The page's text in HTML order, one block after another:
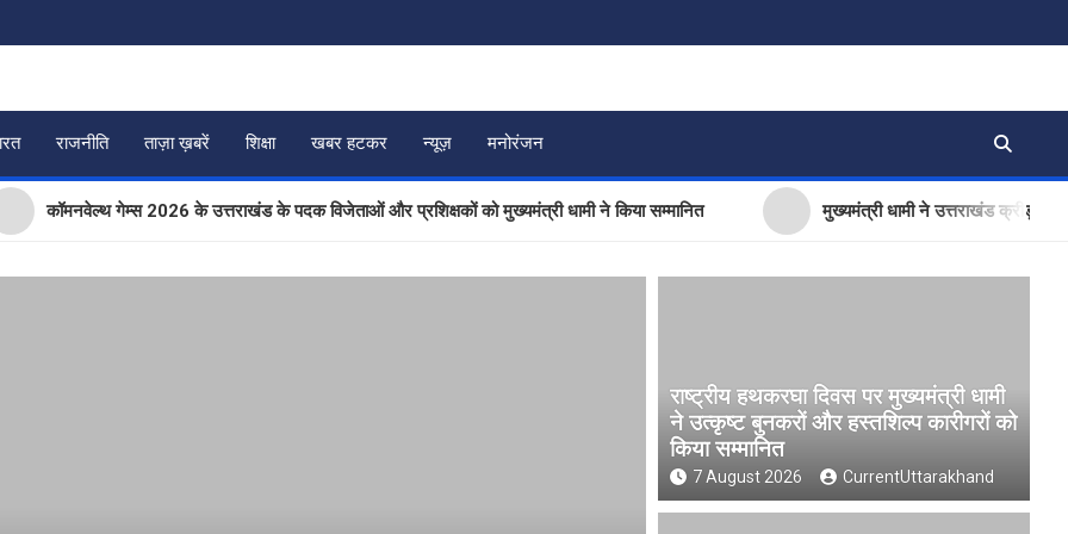
राजनीति ताज़ा ख़बरें शिक्षा खबर हटकर न्यूज़ मनोरंजन
कॉमनवेल्थ गेम्स 2026 के उत्तराखंड के पदक विजेताओं और प्रशिक्षकों को मुख्यमंत्री धामी ने किया सम्मानित मुख्यमंत्री धामी ने उत्तराखंड क्रीड़ा
राष्ट्रीय हथकरघा दिवस पर मुख्यमंत्री धामी
ने उत्कृष्ट बुनकरों और हस्तशिल्प कारीगरों को
किया सम्मानित
7 August 2026 CurrentUttarakhand